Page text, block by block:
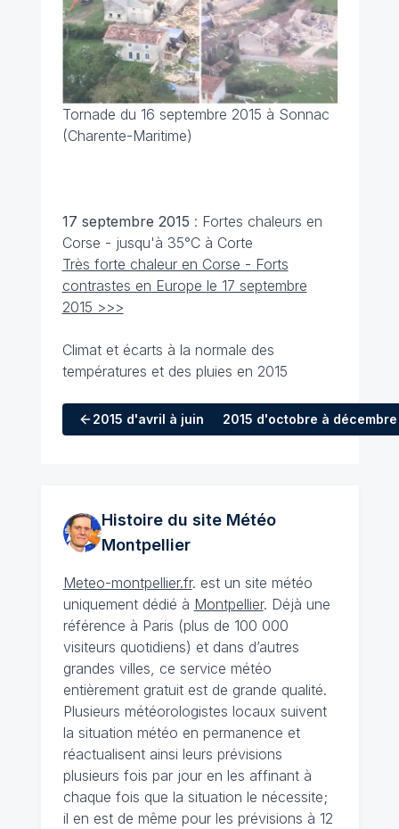
Tornade du 16 septembre 2015 à Sonnac
(Charente-Maritime)
17 septembre 2015 : Fortes chaleurs en
Corse - jusqu'à 35°C à Corte
Très forte chaleur en Corse - Forts
contrastes en Europe le 17 septembre
2015 >>>
Climat et écarts à la normale des
températures et des pluies en 2015
2015 d'avril à juin 2015 d'octobre à décembre
Histoire du site Météo
Montpellier
Meteo-montpellier.fr. est un site météo
uniquement dédié à Montpellier. Déjà une
référence à Paris (plus de 100 000
visiteurs quotidiens) et dans d’autres
grandes villes, ce service météo
entièrement gratuit est de grande qualité.
Plusieurs météorologistes locaux suivent
la situation météo en permanence et
réactualisent ainsi leurs prévisions
plusieurs fois par jour en les affinant à
chaque fois que la situation le nécessite;
il en est de même pour les prévisions à 12